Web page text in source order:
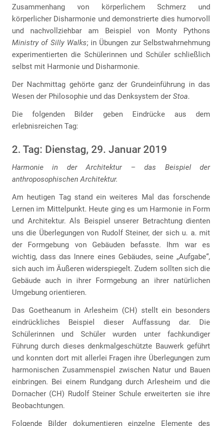
Zusammenhang von körperlichem Schmerz und
körperlicher Disharmonie und demonstrierte dies humorvoll
und nachvollziehbar am Beispiel von Monty Pythons
Ministry of Silly Walks; in Übungen zur Selbstwahrnehmung
experimentierten die Schülerinnen und Schüler schließlich
selbst mit Harmonie und Disharmonie.
Der Nachmittag gehörte ganz der Grundeinführung in das
Wesen der Philosophie und das Denksystem der Stoa.
Die folgenden Bilder geben Eindrücke aus dem
erlebnisreichen Tag:
2. Tag: Dienstag, 29. Januar 2019
Harmonie in der Architektur – das Beispiel der
anthroposophischen Architektur.
Am heutigen Tag stand ein weiteres Mal das forschende
Lernen im Mittelpunkt. Heute ging es um Harmonie in Form
und Architektur. Als Beispiel unserer Betrachtung dienten
uns die Überlegungen von Rudolf Steiner, der sich u. a. mit
der Formgebung von Gebäuden befasste. Ihm war es
wichtig, dass das Innere eines Gebäudes, seine „Aufgabe“,
sich auch im Äußeren widerspiegelt. Zudem sollten sich die
Gebäude auch in ihrer Formgebung an ihrer natürlichen
Umgebung orientieren.
Das Goetheanum in Arlesheim (CH) stellt ein besonders
eindrückliches Beispiel dieser Auffassung dar. Die
Schülerinnen und Schüler wurden unter fachkundiger
Führung durch dieses denkmalgeschützte Bauwerk geführt
und konnten dort mit allerlei Fragen ihre Überlegungen zum
harmonischen Zusammenspiel zwischen Natur und Bauen
einbringen. Bei einem Rundgang durch Arlesheim und die
Dornacher (CH) Rudolf Steiner Schule erweiterten sie ihre
Beobachtungen.
Folgende Bilder dokumentieren einzelne Elemente des